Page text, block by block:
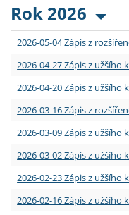
Rok 2026
2026-05-04 Zápis z
2026-04-27 Zápis z užšího
2026-04-20 Zápis z užšího
2026-03-16 Zápis z
2026-03-09 Zápis z užšího
2026-03-02 Zápis z užšího
2026-02-23 Zápis z užšího
2026-02-16 Zápis z užšího